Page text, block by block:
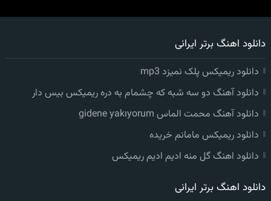
دانلود اهنگ برتر ایرانی
دانلود ریمیکس پلک نمیزد mp3
دانلود آهنگ دو سه شبه که چشمام به دره ریمیکس بیس دار
دانلود آهنگ محمت الماس gidene yakıyorum
دانلود ریمیکس مامانم خریده
دانلود اهنگ گل منه ادیم ادیم ریمیکس
دانلود اهنگ برتر ایرانی